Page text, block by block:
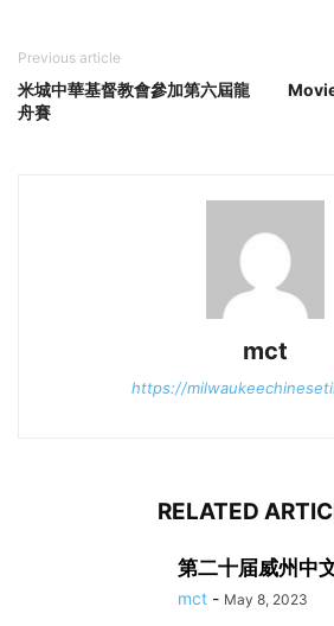
Previous article
米城中華基督教會參加第六屆龍
舟賽
mct
https://
RELATED
第二十届威州中
mct - May 8, 2023